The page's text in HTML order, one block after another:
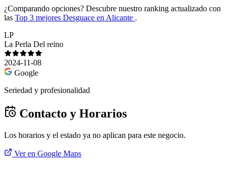
¿Comparando opciones? Descubre nuestro ranking actualizado con
las Top 3 mejores Desguace en Alicante .
LP
La Perla Del reino
2024-11-08
Google
Seriedad y profesionalidad
Contacto y Horarios
Los horarios y el estado ya no aplican para este negocio.
Ver en Google Maps